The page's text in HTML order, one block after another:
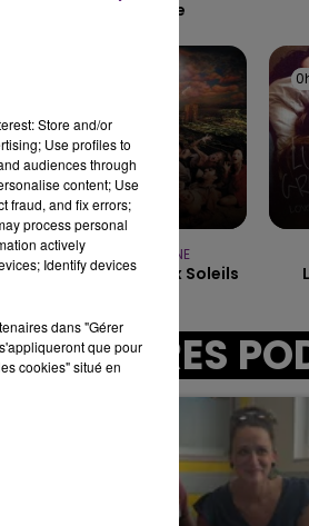
LE TICKET DE CAISSE
Kiss Me
INDOCHINE
Les Nouveaux Soleils
AUTRES
Store and/or
Use profiles to
audiences through
content; Use
fraud, and fix errors;
process personal
actively
Identify devices
dans "Gérer
que pour
cookies" situé en